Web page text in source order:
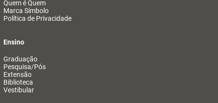
Quem é Quem
Marca Símbolo
Política de Privacidade
Ensino
Graduação
Pesquisa/Pós
Extensão
Biblioteca
Vestibular